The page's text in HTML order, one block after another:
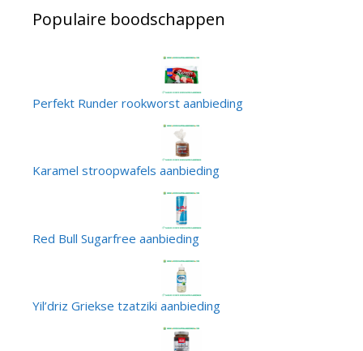
Populaire boodschappen
Perfekt Runder rookworst aanbieding
Karamel stroopwafels aanbieding
Red Bull Sugarfree aanbieding
Yil’driz Griekse tzatziki aanbieding